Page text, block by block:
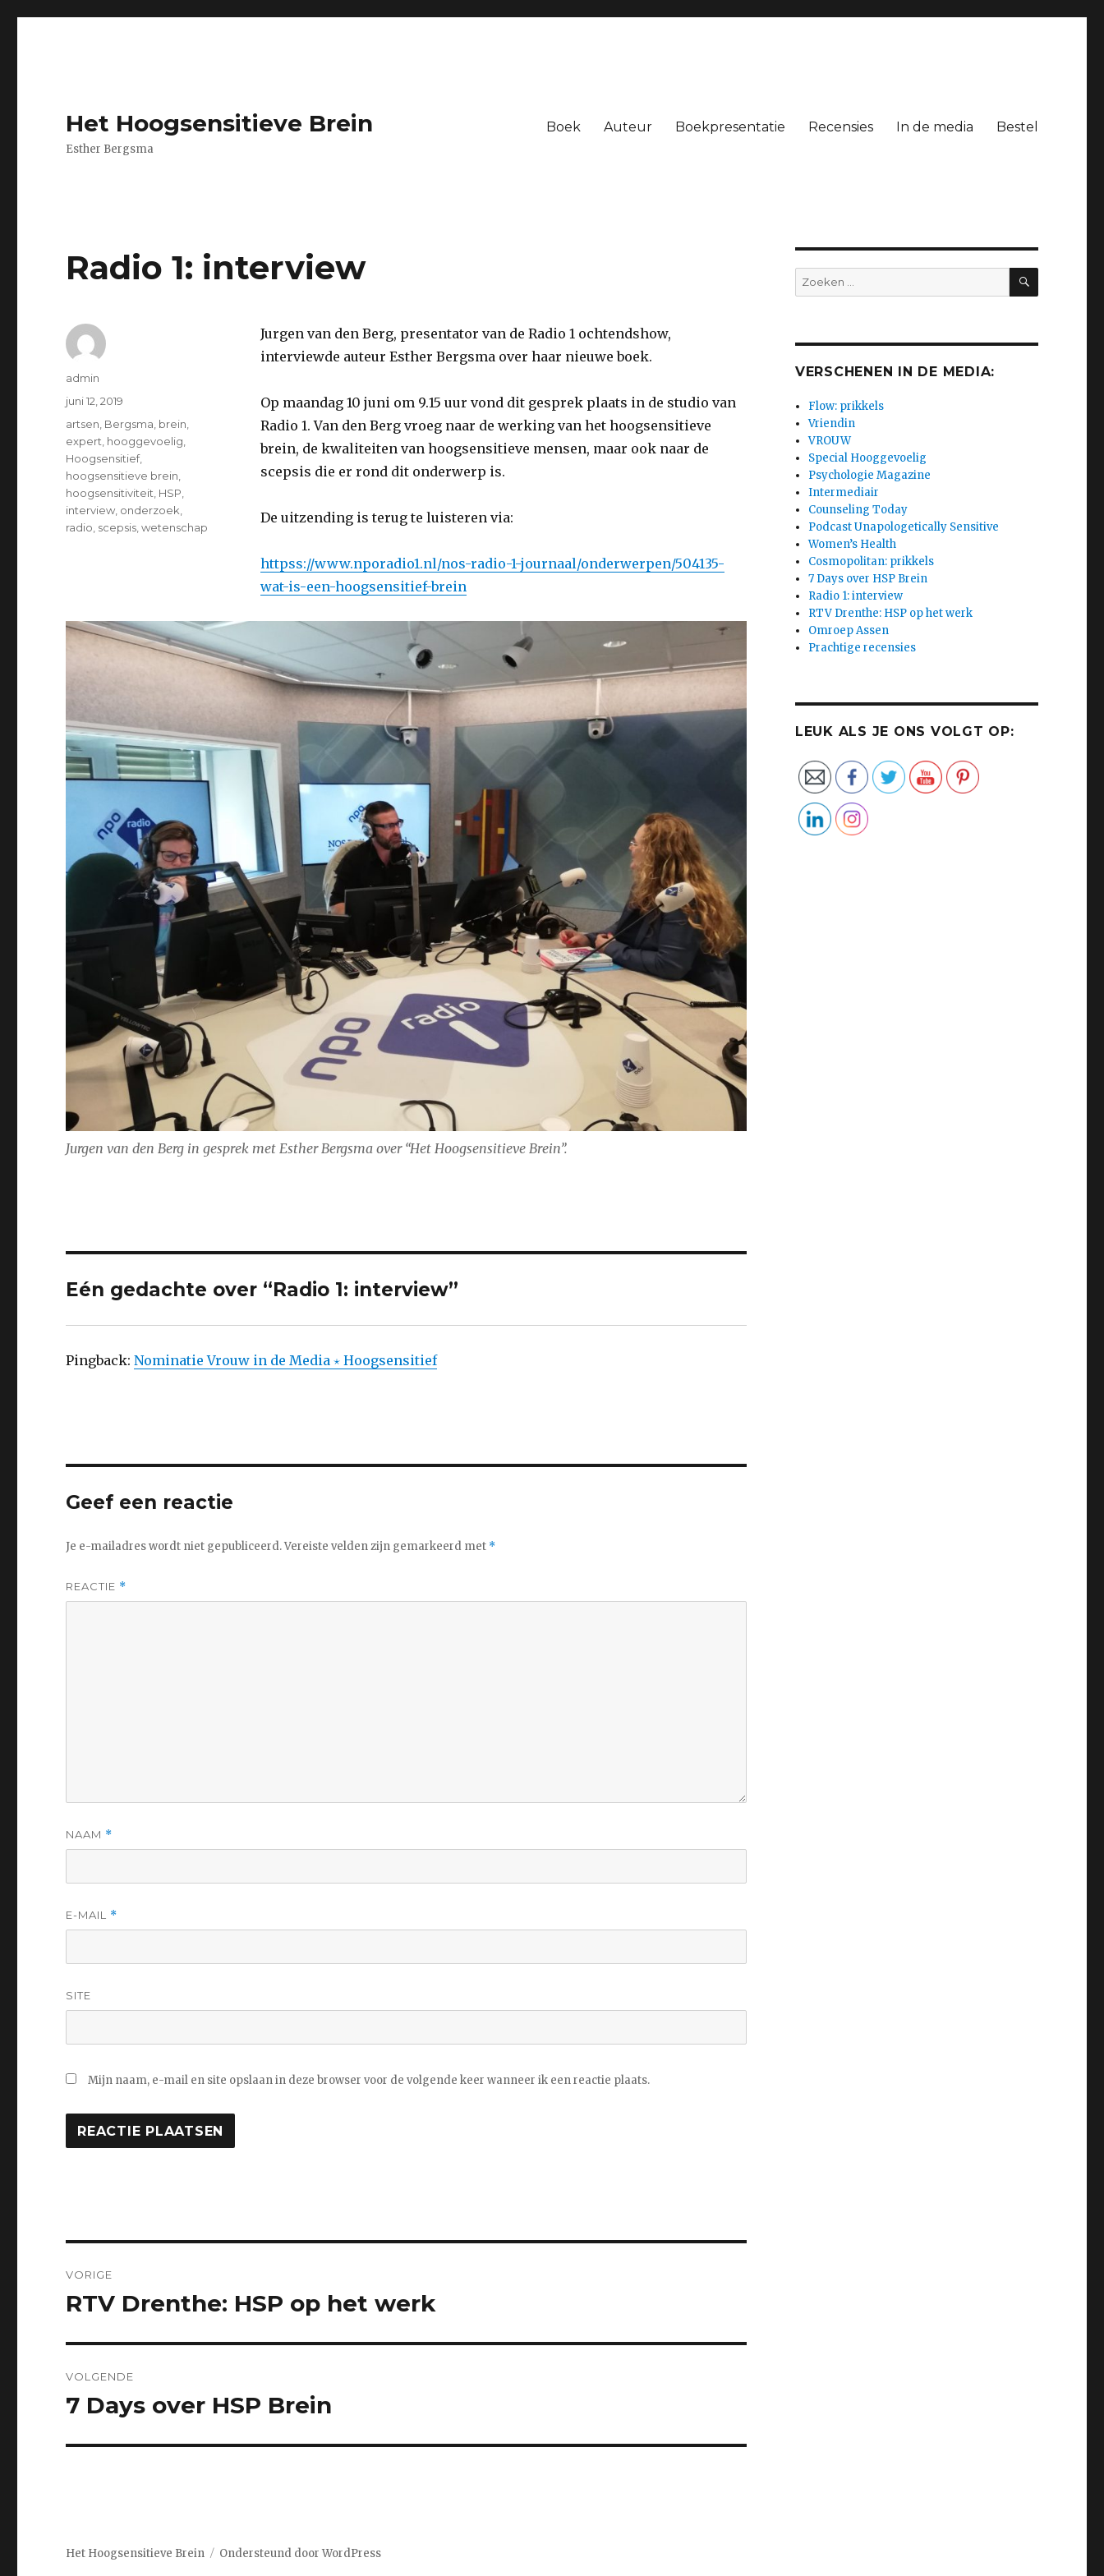
Het Hoogsensitieve Brein
Esther Bergsma
Boek Auteur Boekpresentatie Recensies In de media Bestel
Radio 1: interview
Jurgen van den Berg, presentator van de Radio 1 ochtendshow,
interviewde auteur Esther Bergsma over haar nieuwe boek.
Op maandag 10 juni om 9.15 uur vond dit gesprek plaats in de studio van
Radio 1. Van den Berg vroeg naar de werking van het hoogsensitieve
brein, de kwaliteiten van hoogsensitieve mensen, maar ook naar de
scepsis die er rond dit onderwerp is.
De uitzending is terug te luisteren via:
httpss://www.nporadio1.nl/nos-radio-1-journaal/onderwerpen/504135-
wat-is-een-hoogsensitief-brein
Jurgen van den Berg in gesprek met Esther Bergsma over “Het Hoogsensitieve Brein”.
Auteur
admin
Geplaatst
juni 12, 2019
Tags
artsen Bergsma brein
expert hooggevoelig
Hoogsensitief,
hoogsensitieve brein
hoogsensitiviteit HSP
interview onderzoek
radio scepsis ,wetenschap
Eén gedachte over “Radio 1: interview”
Pingback:Nominatie Vrouw in de Media ⋆ Hoogsensitief
Geef een reactie
Je e-mailadres wordt niet gepubliceerd.Vereiste velden zijn gemarkeerd met *
REACTIE *
NAAM *
E-MAIL *
SITE
Mijn naam, e-mail en site opslaan in deze browser voor de volgende keer wanneer ik een reactie plaats.
navigatie
VORIGE
Vorig
RTV Drenthe: HSP op het werk
VOLGENDE
Volgend
7 Days over HSP Brein
Zoeken
naar:
ZOEKEN
VERSCHENEN IN DE MEDIA:
Flow: prikkels
Vriendin
VROUW
Special Hooggevoelig
Psychologie Magazine
Intermediair
Counseling Today
Podcast Unapologetically Sensitive
Women’s Health
Cosmopolitan: prikkels
7 Days over HSP Brein
Radio 1: interview
RTV Drenthe: HSP op het werk
Omroep Assen
Prachtige recensies
LEUK ALS JE ONS VOLGT OP:
Het Hoogsensitieve Brein Ondersteund door WordPress